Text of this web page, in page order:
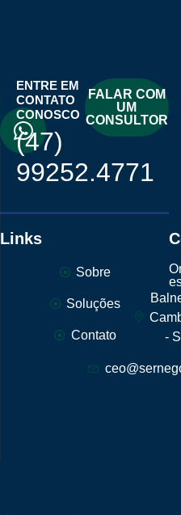
ENTRE EM
CONTATO
CONOSCO
(47)
99252.4771
FALAR COM
UM
CONSULTOR
Links
Sobre
Soluções
Contato
-